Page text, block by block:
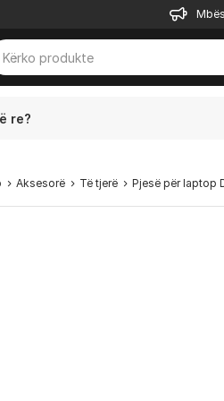
re?
Aksesorë Të tjerë Pjesë për laptop